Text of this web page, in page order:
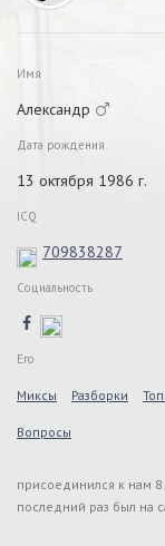
Имя
Александр
Дата рождения
13 октября 1986 г.
ICQ
709838287
Социальность
Его
Миксы Разборки
Вопросы
присоединился к нам 8
последний раз был на